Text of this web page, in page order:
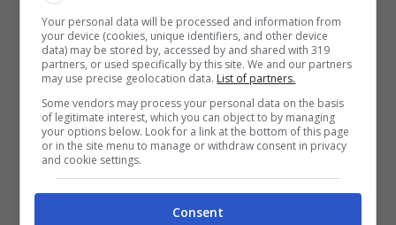
Articoli recentiRicominciare da Zero:
Ecco i 10 Paesi Migliori per
Trasferirsi e Lavorare da
Remoto secondo la Nuova
Classifica
Napoli tra le Top 10 Città
Your personal data will be processed and information from
your device (cookies, unique identifiers, and other device
data) may be stored by, accessed by and shared with 319
partners, or used specifically by this site. We and our partners
may use precise geolocation data. List of partners.
Some vendors may process your personal data on the basis
of legitimate interest, which you can object to by managing
your options below. Look for a link at the bottom of this page
or in the site menu to manage or withdraw consent in privacy
and cookie settings.
Consent